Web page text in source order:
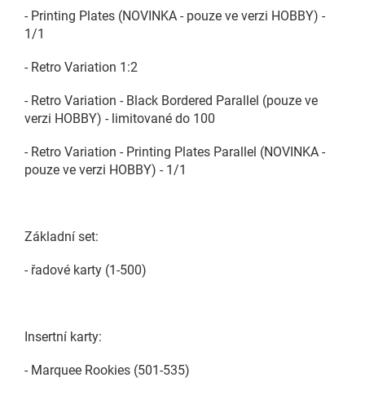
- Printing Plates (NOVINKA - pouze ve verzi HOBBY) -
1/1
- Retro Variation 1:2
- Retro Variation - Black Bordered Parallel (pouze ve
verzi HOBBY) - limitované do 100
- Retro Variation - Printing Plates Parallel (NOVINKA -
pouze ve verzi HOBBY) - 1/1
Základní set:
- řadové karty (1-500)
Insertní karty:
- Marquee Rookies (501-535)